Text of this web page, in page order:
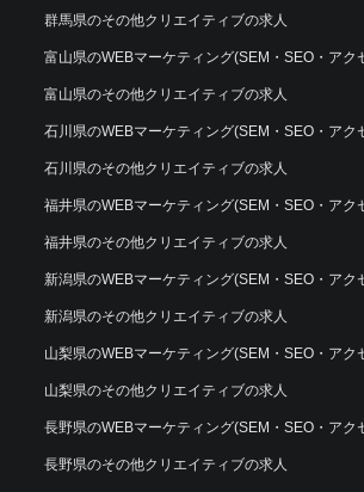
群馬県のその他クリエイティブの求人
富山県のWEBマーケティング(SEM・SEO・アク
富山県のその他クリエイティブの求人
石川県のWEBマーケティング(SEM・SEO・アク
石川県のその他クリエイティブの求人
福井県のWEBマーケティング(SEM・SEO・アク
福井県のその他クリエイティブの求人
新潟県のWEBマーケティング(SEM・SEO・アク
新潟県のその他クリエイティブの求人
山梨県のWEBマーケティング(SEM・SEO・アク
山梨県のその他クリエイティブの求人
長野県のWEBマーケティング(SEM・SEO・アク
長野県のその他クリエイティブの求人